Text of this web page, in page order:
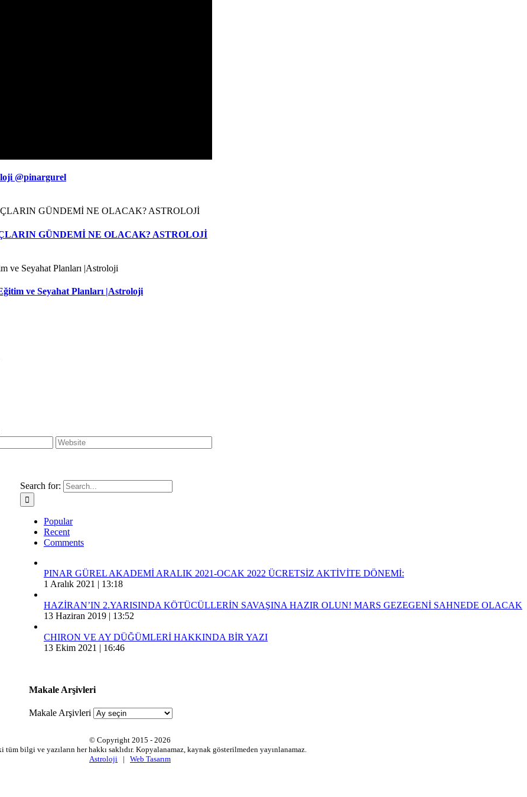
@pinargurel
GÜNDEMİ NE OLACAK? ASTROLOJİ
ve Seyahat Planları |Astroloji
Search for:
Popular
Recent
Comments
PINAR GÜREL AKADEMİ ARALIK 2021-OCAK 2022 ÜCRETSİZ AKTİVİTE DÖNEMİ:
1 Aralık 2021 | 13:18
HAZİRAN’IN 2.YARISINDA KÖTÜCÜLLERİN SAVAŞINA HAZIR OLUN! MARS GEZEGENİ SAHNEDE OLACAK
13 Haziran 2019 | 13:52
CHIRON VE AY DÜĞÜMLERİ HAKKINDA BİR YAZI
13 Ekim 2021 | 16:46
Makale Arşivleri
Makale Arşivleri
© Copyright 2015 - 2026
tüm bilgi ve yazıların her hakkı saklıdır. Kopyalanamaz, kaynak gösterilmeden yayınlanamaz.
Astroloji | Web Tasarım